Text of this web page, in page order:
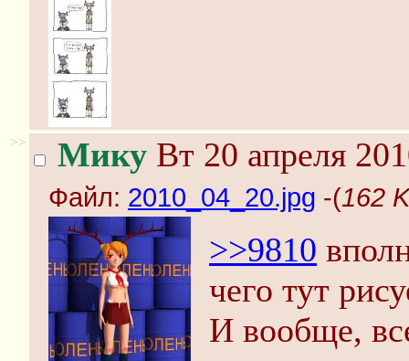
>> Мику Вт 20 апреля
Файл: 2010_04_20.jpg -(162
>>9810
чего тут
И вообще,